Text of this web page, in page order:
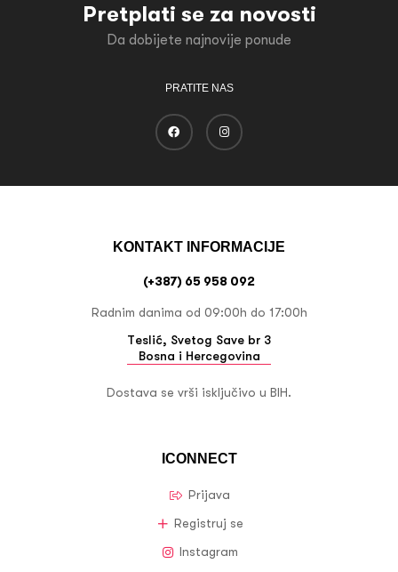
Pretplati se za novosti
Da dobijete najnovije ponude
PRATITE NAS
ICONNECT
Prijava
Registruj se
Instagram
KONTAKT INFORMACIJE
(+387) 65 958 092
Radnim danima od 09:00h do 17:00h
Teslić, Svetog Save br 3
Bosna i Hercegovina
Dostava se vrši isključivo u BIH.